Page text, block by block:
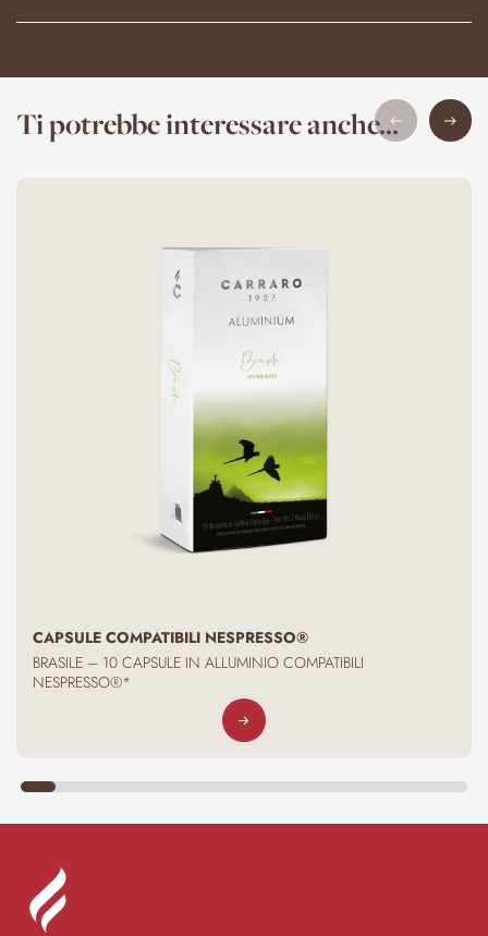
Ti potrebbe interessare anche...
CAPSULE COMPATIBILI NESPRESSO®
BRASILE – 10 CAPSULE IN ALLUMINIO COMPATIBILI
NESPRESSO®*